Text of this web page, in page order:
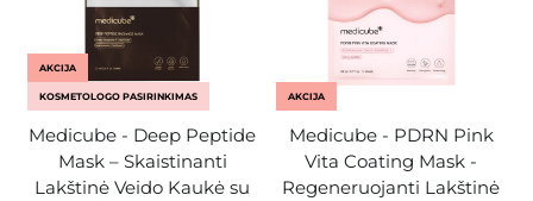
AKCIJA
KOSMETOLOGO PASIRINKIMAS
Medicube - Deep Peptide
Mask – Skaistinanti
Lakštinė Veido Kaukė su
AKCIJA
Medicube - PDRN Pink
Vita Coating Mask -
Regeneruojanti Lakštinė